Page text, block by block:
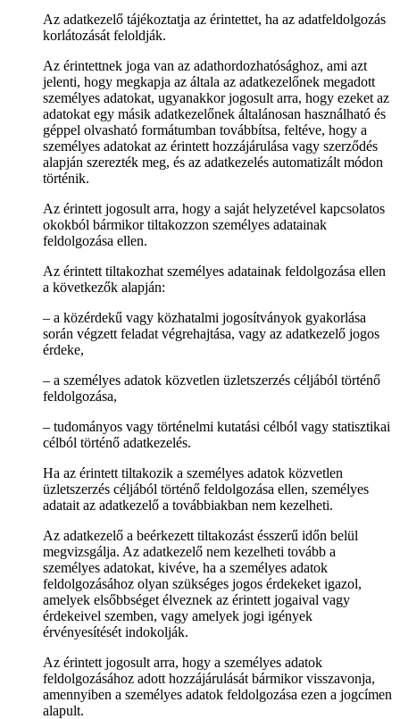
Az adatkezelő tájékoztatja az érintettet, ha az adatfeldolgozás
korlátozását feloldják.
Az érintettnek joga van az adathordozhatósághoz, ami azt
jelenti, hogy megkapja az általa az adatkezelőnek megadott
személyes adatokat, ugyanakkor jogosult arra, hogy ezeket az
adatokat egy másik adatkezelőnek általánosan használható és
géppel olvasható formátumban továbbítsa, feltéve, hogy a
személyes adatokat az érintett hozzájárulása vagy szerződés
alapján szerezték meg, és az adatkezelés automatizált módon
történik.
Az érintett jogosult arra, hogy a saját helyzetével kapcsolatos
okokból bármikor tiltakozzon személyes adatainak
feldolgozása ellen.
Az érintett tiltakozhat személyes adatainak feldolgozása ellen
a következők alapján:
– a közérdekű vagy közhatalmi jogosítványok gyakorlása
során végzett feladat végrehajtása, vagy az adatkezelő jogos
érdeke,
– a személyes adatok közvetlen üzletszerzés céljából történő
feldolgozása,
– tudományos vagy történelmi kutatási célból vagy statisztikai
célból történő adatkezelés.
Ha az érintett tiltakozik a személyes adatok közvetlen
üzletszerzés céljából történő feldolgozása ellen, személyes
adatait az adatkezelő a továbbiakban nem kezelheti.
Az adatkezelő a beérkezett tiltakozást ésszerű időn belül
megvizsgálja. Az adatkezelő nem kezelheti tovább a
személyes adatokat, kivéve, ha a személyes adatok
feldolgozásához olyan szükséges jogos érdekeket igazol,
amelyek elsőbbséget élveznek az érintett jogaival vagy
érdekeivel szemben, vagy amelyek jogi igények
érvényesítését indokolják.
Az érintett jogosult arra, hogy a személyes adatok
feldolgozásához adott hozzájárulását bármikor visszavonja,
amennyiben a személyes adatok feldolgozása ezen a jogcímen
alapult.